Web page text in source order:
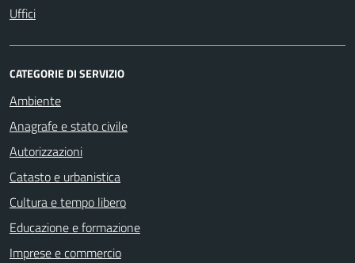
Uffici
CATEGORIE DI SERVIZIO
Ambiente
Anagrafe e stato civile
Autorizzazioni
Catasto e urbanistica
Cultura e tempo libero
Educazione e formazione
Imprese e commercio